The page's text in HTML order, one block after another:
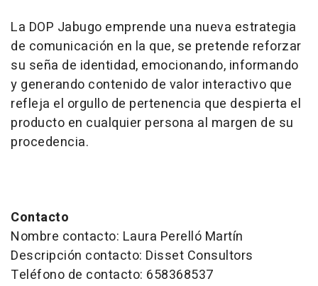
La DOP Jabugo emprende una nueva estrategia
de comunicación en la que, se pretende reforzar
su seña de identidad, emocionando, informando
y generando contenido de valor interactivo que
refleja el orgullo de pertenencia que despierta el
producto en cualquier persona al margen de su
procedencia.
Contacto
Nombre contacto: Laura Perelló Martín
Descripción contacto: Disset Consultors
Teléfono de contacto: 658368537